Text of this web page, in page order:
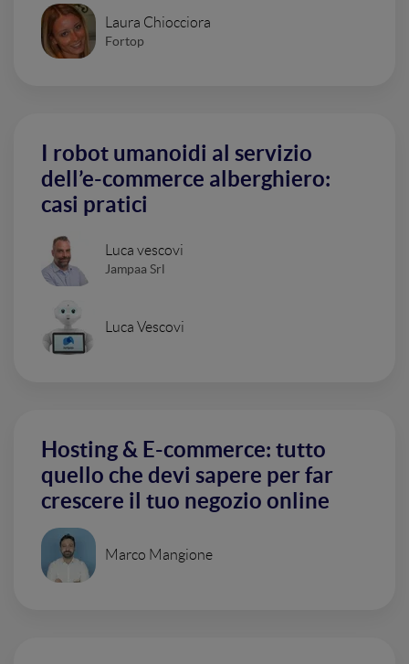
Laura Chiocciora
Fortop
I robot umanoidi al servizio
dell’e-commerce alberghiero:
casi pratici
Luca vescovi
Jampaa Srl
Luca Vescovi
Hosting & E-commerce: tutto
quello che devi sapere per far
crescere il tuo negozio online
Marco Mangione